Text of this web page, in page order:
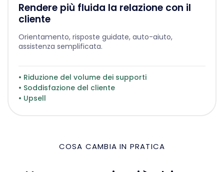
Rendere più fluida la relazione con il
cliente
Orientamento, risposte guidate, auto-aiuto,
assistenza semplificata.
• Riduzione del volume dei supporti
• Soddisfazione del cliente
• Upsell
COSA CAMBIA IN PRATICA